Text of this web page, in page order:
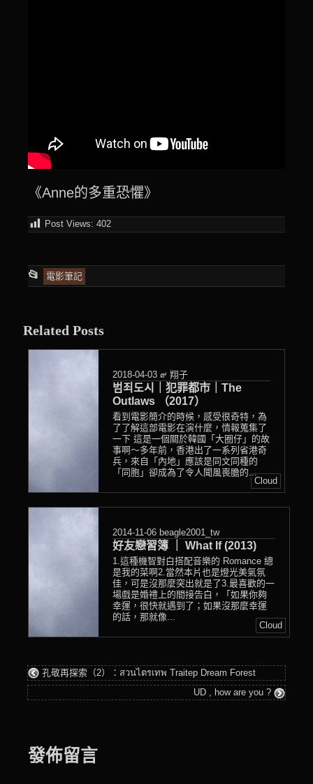
《Anne的多重恐懼》
Post Views: 402
📂
This
posted
in
電影筆記
Related Posts
2018-04-03 ๙ 翔子
범죄도시｜犯罪都市｜The
Outlaws （2017）
看到電影簡介的時候，感受很奇特，為
了了解這部電影在演什麼，情報蒐集了
一下 這是一個關於韓國「大圈仔」的故
事啊～多年前，香港出了一系列省港奇
兵，來自「內地」應該是同文同種的
「同胞」卻成為了令人聞風喪膽的...
Cloud
2014-11-06 beagle2001_tw
好友戀習簿 ｜ What If (2013)
1.這種機智對白搭配音樂的 Romance 總
是我的菜啊2.當然本片也是燈光美氣氛
佳，可是沒那麼突出就是了3.最喜歡的一
場戲是婚禮上的間接告白，「如果你夠
幸運，很快就遇到了；如果沒那麼幸運
的話，那就像...
Cloud
孔敬再探索（2）：สวนไตรเทพ Traitep Dream Forest
UD , how are you ?
發佈留言